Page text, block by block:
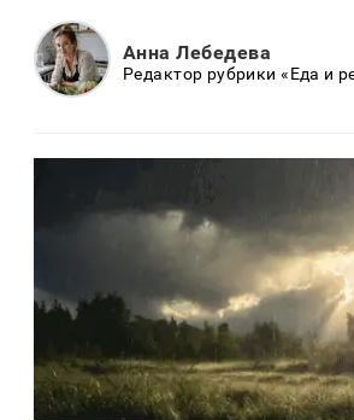
Анна Лебедева
Редактор рубрики «Еда и